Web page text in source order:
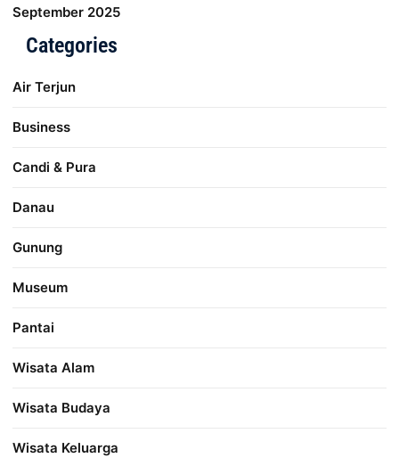
September 2025
Categories
Air Terjun
Business
Candi & Pura
Danau
Gunung
Museum
Pantai
Wisata Alam
Wisata Budaya
Wisata Keluarga